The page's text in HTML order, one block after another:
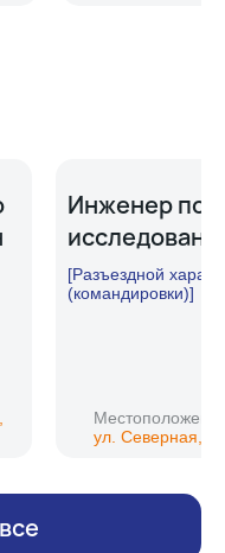
Инженер по
[Разъездной
(командировки)]
ул. Северная, 60